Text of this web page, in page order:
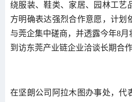
绕服装、鞋类、家居、园林工艺
方明确表达强烈合作意愿，计划
与莞企集中磋商，并透露今年8
到访东莞产业链企业洽谈长期合作
在坚朗公司阿拉木图办事处，代